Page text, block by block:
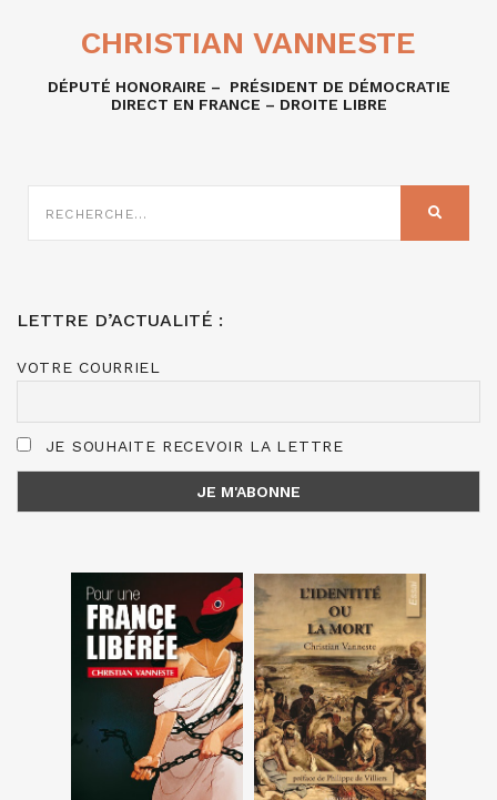
CHRISTIAN VANNESTE
DÉPUTÉ HONORAIRE – PRÉSIDENT DE DÉMOCRATIE
DIRECT EN FRANCE – DROITE LIBRE
SUR
LETTRE D’ACTUALITÉ :
VOTRE COURRIEL
JE SOUHAITE RECEVOIR LA LETTRE